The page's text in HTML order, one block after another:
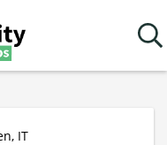
IT